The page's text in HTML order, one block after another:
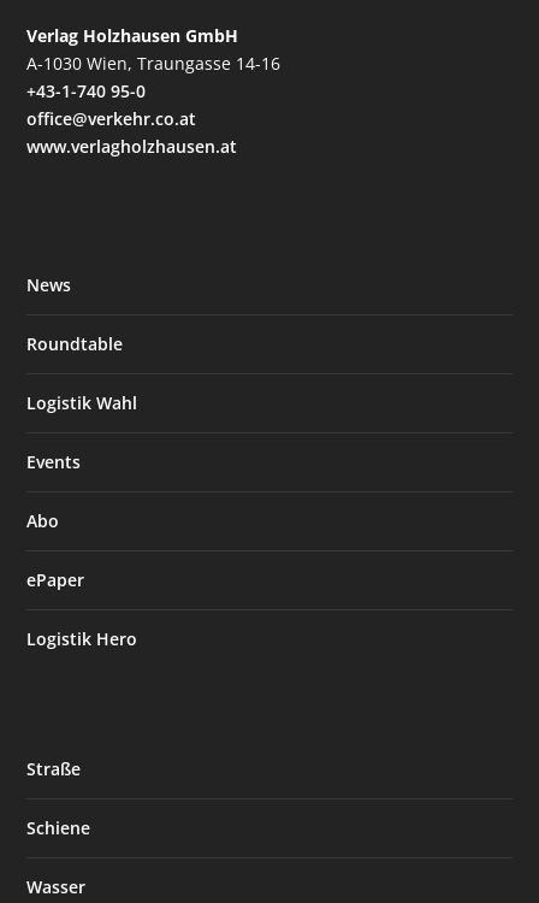
Verlag Holzhausen GmbH
A-1030 Wien, Traungasse 14-16
+43-1-740 95-0
office@verkehr.co.at
www.verlagholzhausen.at
News
Roundtable
Logistik Wahl
Events
Abo
ePaper
Logistik Hero
Straße
Schiene
Wasser